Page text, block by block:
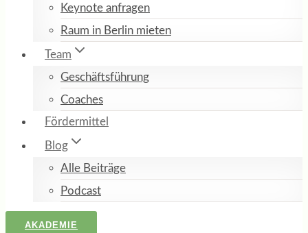
Keynote anfragen
Raum in Berlin mieten
Team
Geschäftsführung
Coaches
Fördermittel
Blog
Alle Beiträge
Podcast
AKADEMIE